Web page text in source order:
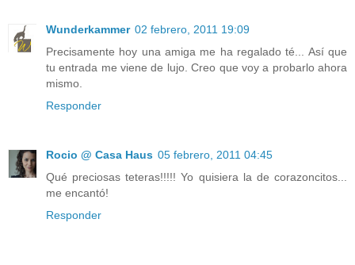
Wunderkammer 02 febrero, 2011 19:09
Precisamente hoy una amiga me ha regalado té... Así que
tu entrada me viene de lujo. Creo que voy a probarlo ahora
mismo.
Responder
Rocio @ Casa Haus 05 febrero, 2011 04:45
Qué preciosas teteras!!!!! Yo quisiera la de corazoncitos...
me encantó!
Responder